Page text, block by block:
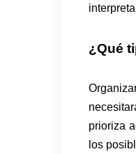
¿Qué
prioriza
los